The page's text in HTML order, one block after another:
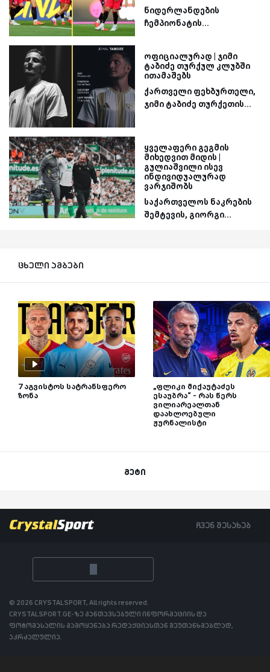
ნიდერლანდების
ჩემპიონატის...
ოფიციალურად | ჯიმი
ტაბიძე თურქულ კლუბში
ითამაშებს
ქართველი ფეხბურთელი,
ჯიმი ტაბიძე თურქეთის...
ყველაფერი გეგმის
მიხედვით მიდის |
გულიაშვილი ისევ
ინდივიდუალურად
ვარჯიშობს
საქართველოს ნაკრების
შემტევის, გიორგი...
ცხელი ამბები
7 აგვისტოს სატრანსფერო
ზონა
„ფლიკი მიქაუტაძეს
ესაუბრა“ - რას წერს
ვილიარეალთან
დაახლოებული
ჟურნალისტი
მეტი
ჩვენ შესახებ
© 2026 CRYSTALSPORT, All rights reserved.
CRYSTALSPORT.GE-ზე განთავსებული ინფორმაციის და
ფოტომასალის გამოყენება რედაქციასთან შეუთანხმებლად,
აკრძალულია.